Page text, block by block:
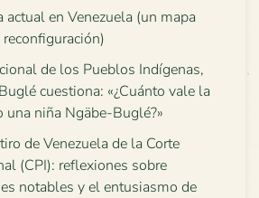
en Venezuela (un mapa
de los Pueblos Indígenas,
cuestiona: «¿Cuánto vale la
una niña Ngäbe-Buglé?»
de Venezuela de la Corte
(CPI): reflexiones sobre
notables y el entusiasmo de